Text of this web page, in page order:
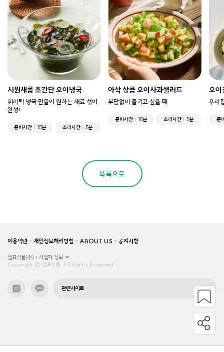
시원새콤 초간단 오이냉국
휘리릭 냉국 만들어 원하는 재료 섞어
완성!
준비시간 15분 조리시간 5분
아삭 상큼 오이사과샐러드
부담없이 즐기고 싶을 때
준비시간 10분 조리시간 5분
오이
우리
준
목록으로
이용약관 개인정보처리방침 ABOUT US 공지사항
샘표식품(주)
사업자 정보
Copyright © 샘표식품, All Rights Reserved.
관련사이트